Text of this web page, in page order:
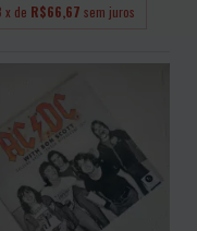
x de R$66,67 sem juros